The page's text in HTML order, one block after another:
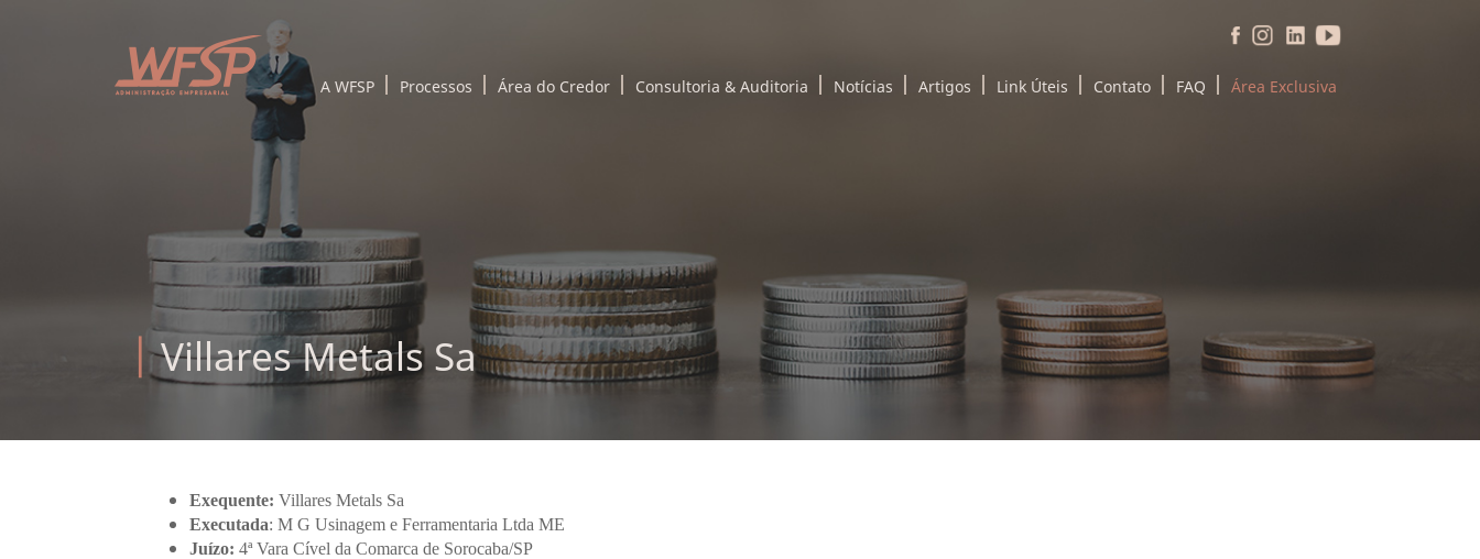
A WFSP Processos Área do Credor Consultoria & Auditoria Notícias Artigos Link Úteis Contato FAQ Área Exclusiva
Villares Metals Sa
Exequente: Villares Metals Sa
Executada: M G Usinagem e Ferramentaria Ltda ME
Juízo: 4ª Vara Cível da Comarca de Sorocaba/SP